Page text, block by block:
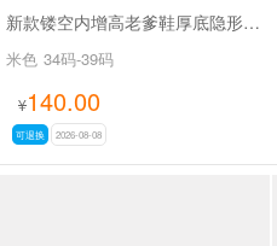
新款镂空内增高老爹鞋厚底隐形增高休闲鞋SA1335
米色 34码-39码
¥140.00
可退换 2026-08-08